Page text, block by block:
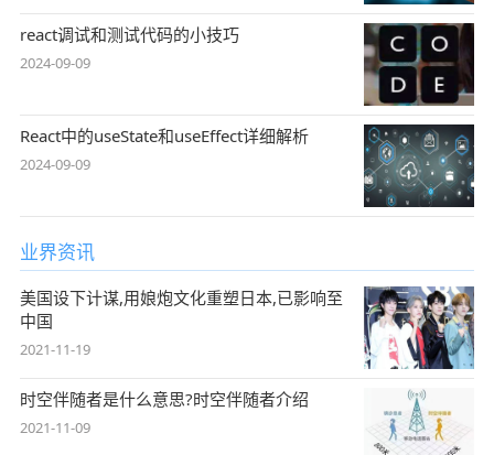
react调试和测试代码的小技巧
2024-09-09
React中的useState和useEffect详细解析
2024-09-09
业界资讯
美国设下计谋,用娘炮文化重塑日本,已影响至
中国
2021-11-19
时空伴随者是什么意思?时空伴随者介绍
2021-11-09